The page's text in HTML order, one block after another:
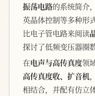
振荡电路的系统简介
英晶体控制等多种形
比电子管电路来阅读
探讨了低频变压器圈
在电声与高传真度领
高传真度收、扩音机
相结合，并配有仿立